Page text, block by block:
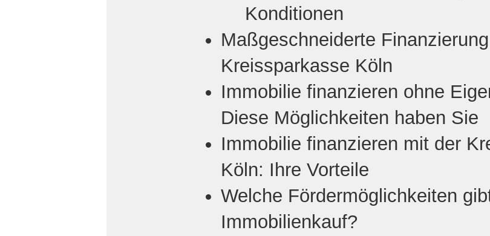
Konditionen
Maßgeschneiderte
Kreissparkasse Köln
Immobilie finanzieren ohne
Diese Möglichkeiten haben Sie
Immobilie finanzieren mit der
Köln: Ihre Vorteile
Welche Fördermöglichkeiten
Immobilienkauf?